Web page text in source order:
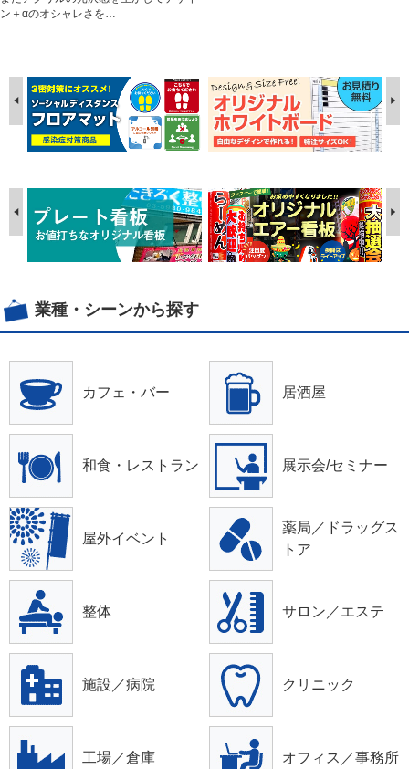
ン＋αのオシャレさを…
業種・シーンから探す
カフェ・バー 居酒屋
和食・レストラン 展示会/セミナー
屋外イベント
薬局／ドラッグス
トア
整体 サロン／エステ
施設／病院 クリニック
工場／倉庫 オフィス／事務所